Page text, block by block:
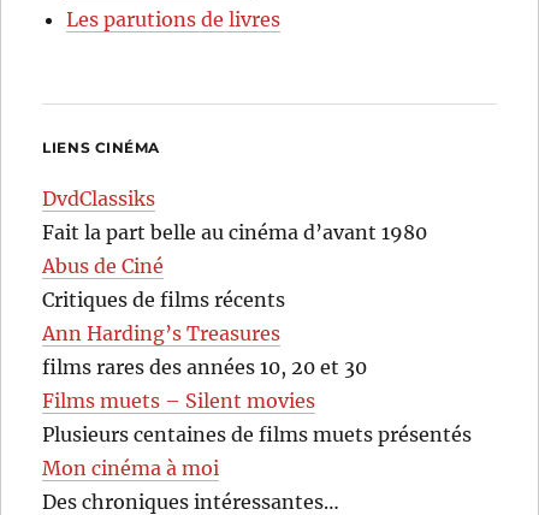
Les parutions de livres
LIENS CINÉMA
DvdClassiks
Fait la part belle au cinéma d’avant 1980
Abus de Ciné
Critiques de films récents
Ann Harding’s Treasures
films rares des années 10, 20 et 30
Films muets – Silent movies
Plusieurs centaines de films muets présentés
Mon cinéma à moi
Des chroniques intéressantes…